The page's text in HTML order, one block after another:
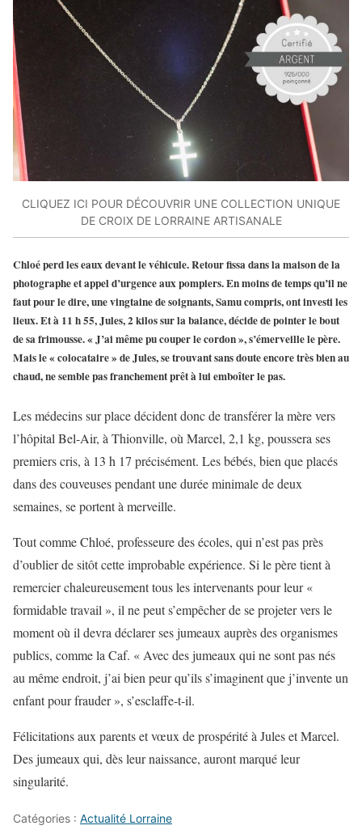
CLIQUEZ ICI POUR DÉCOUVRIR UNE COLLECTION UNIQUE
DE CROIX DE LORRAINE ARTISANALE
Chloé perd les eaux devant le véhicule. Retour fissa dans la maison de la
photographe et appel d’urgence aux pompiers. En moins de temps qu’il ne
faut pour le dire, une vingtaine de soignants, Samu compris, ont investi les
lieux. Et à 11 h 55, Jules, 2 kilos sur la balance, décide de pointer le bout
de sa frimousse. « J’ai même pu couper le cordon », s’émerveille le père.
Mais le « colocataire » de Jules, se trouvant sans doute encore très bien au
chaud, ne semble pas franchement prêt à lui emboîter le pas.
Les médecins sur place décident donc de transférer la mère vers
l’hôpital Bel-Air, à Thionville, où Marcel, 2,1 kg, poussera ses
premiers cris, à 13 h 17 précisément. Les bébés, bien que placés
dans des couveuses pendant une durée minimale de deux
semaines, se portent à merveille.
Tout comme Chloé, professeure des écoles, qui n’est pas près
d’oublier de sitôt cette improbable expérience. Si le père tient à
remercier chaleureusement tous les intervenants pour leur «
formidable travail », il ne peut s’empêcher de se projeter vers le
moment où il devra déclarer ses jumeaux auprès des organismes
publics, comme la Caf. « Avec des jumeaux qui ne sont pas nés
au même endroit, j’ai bien peur qu’ils s’imaginent que j’invente un
enfant pour frauder », s’esclaffe-t-il.
Félicitations aux parents et vœux de prospérité à Jules et Marcel.
Des jumeaux qui, dès leur naissance, auront marqué leur
singularité.
Catégories : Actualité Lorraine